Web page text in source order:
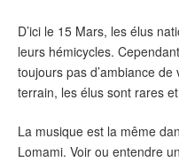
D’ici le 15 Mars, les élus
leurs hémicycles.
toujours pas d’ambiance
terrain, les élus sont rares
La musique est la même
Lomami. Voir ou entendre